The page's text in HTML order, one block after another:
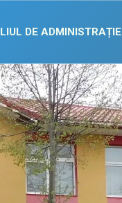
DE ADMINISTRAȚIE